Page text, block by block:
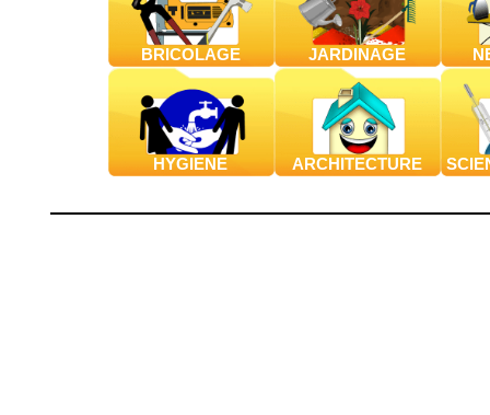
BRICOLAGE JARDINAGE
HYGIENE ARCHITECTURE